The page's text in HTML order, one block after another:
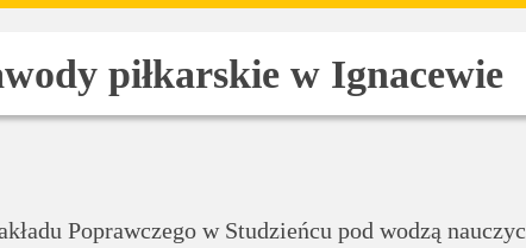
piłkarskie w Ignacewie
Poprawczego w Studzieńcu pod wodzą